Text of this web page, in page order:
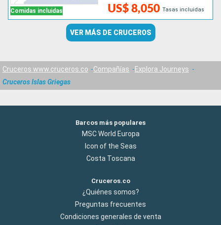
Comidas incluidas US$ 8,050 Tasas incluidas
VER MÁS DE CRUCEROS
Cruceros www.cruceros.co Compañías
Explora Journeys
Cruceros Islas Griegas
Barcos más populares
MSC World Europa
Icon of the Seas
Costa Toscana
Cruceros.co
¿Quiénes somos?
Preguntas frecuentes
Condiciones generales de venta